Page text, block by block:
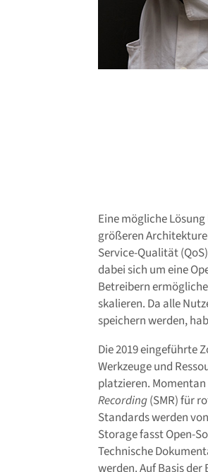
Eine mögliche
größeren
Service-Qualität
dabei sich um eine
Betreibern
skalieren. Da alle
speichern werden,
Die 2019 eingeführte
Werkzeuge und
platzieren.
Recording(SMR) für
Standards werden
Storage fasst Open-
Technische
werden. Auf Basis